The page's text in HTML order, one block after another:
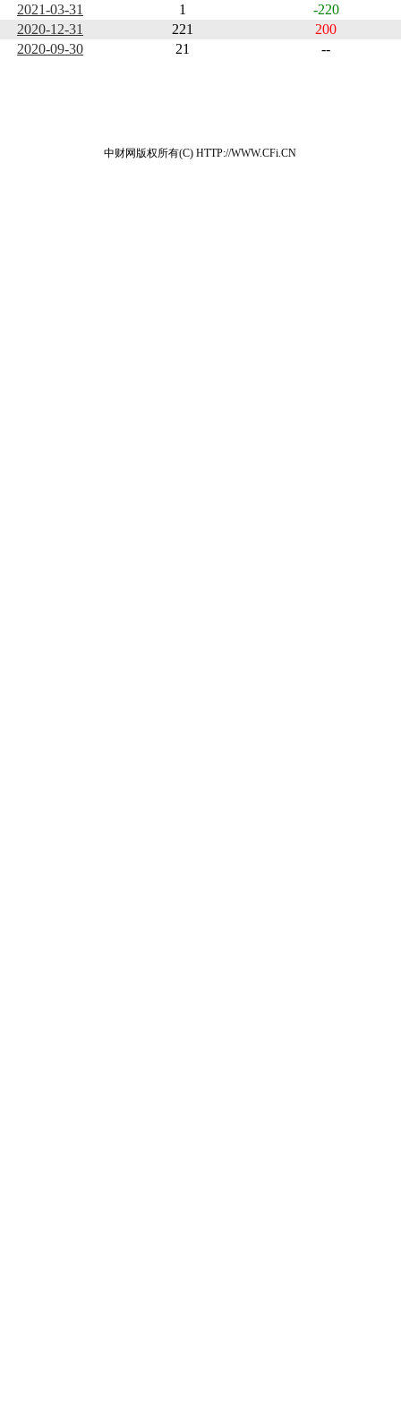
2021-03-31
1
-220
2020-12-31
221
200
2020-09-30
21 --
中财网版权所有(C) HTTP://WWW.CFi.CN